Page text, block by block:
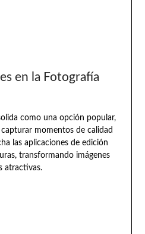
en la Fotografía
como una opción popular,
momentos de calidad
las aplicaciones de edición
transformando imágenes
atractivas.